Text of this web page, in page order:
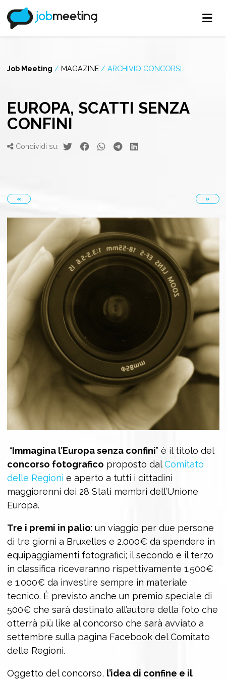
Job Meeting / MAGAZINE / ARCHIVIO CONCORSI
EUROPA, SCATTI SENZA
CONFINI
Condividi su:
« »
“Immagina l’Europa senza confini” è il titolo del
concorso fotografico proposto dalComitato
delle Regioni e aperto a tutti i cittadini
maggiorenni dei 28 Stati membri dell’Unione
Europa.
Tre i premi in palio: un viaggio per due persone
di tre giorni a Bruxelles e 2.000€ da spendere in
equipaggiamenti fotografici; il secondo e il terzo
in classifica riceveranno rispettivamente 1.500€
e 1.000€ da investire sempre in materiale
tecnico. È previsto anche un premio speciale di
500€ che sarà destinato all’autore della foto che
otterrà più like al concorso che sarà avviato a
settembre sulla pagina Facebook del Comitato
delle Regioni.
Oggetto del concorso, l’idea di confine e il